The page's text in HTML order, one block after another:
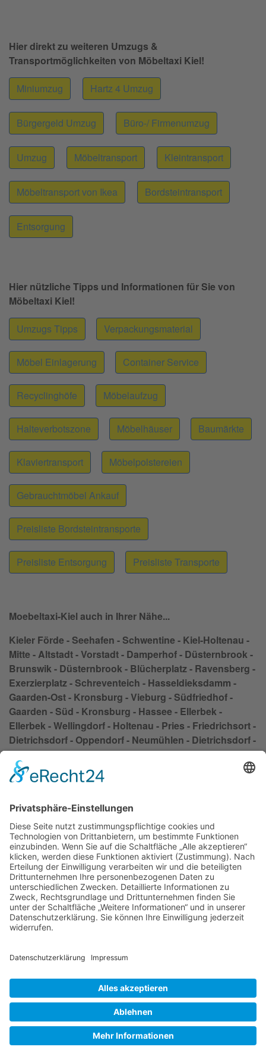
Hier direkt zu weiteren Umzugs &
Transportmöglichkeiten von Möbeltaxi Kiel!
Miniumzug Hartz 4 Umzug
Bürgergeld Umzug Büro-/ Firmenumzug
Umzug Möbeltransport Kleintransport
Möbeltransport von Ikea Bordsteintransport
Entsorgung
Hier nützliche Tipps und Informationen für Sie von
Möbeltaxi Kiel!
Umzugs Tipps Verpackungsmaterial
Möbel Einlagerung Container Service
Recyclinghöfe Möbelaufzug
Halteverbotszone Möbelhäuser Baumärkte
Klaviertransport Möbelpolstereien
Gebrauchtmöbel Ankauf
Preisliste Bordsteintransporte
Preisliste Entsorgung Preisliste Transporte
Moebeltaxi-Kiel auch in Ihrer Nähe...
Kieler Förde - Seehafen - Schwentine - Kiel-Holtenau -
Mitte - Altstadt - Vorstadt - Damperhof - Düsternbrook -
Brunswik - Düsternbrook - Blücherplatz - Ravensberg -
Exerzierplatz - Schreventeich - Hasseldieksdamm -
Gaarden-Ost - Kronsburg - Vieburg - Südfriedhof -
Gaarden - Süd - Kronsburg - Hassee - Ellerbek -
Ellerbek - Wellingdorf - Holtenau - Pries - Friedrichsort -
Dietrichsdorf - Oppendorf - Neumühlen - Dietrichsdorf -
Siedlung Oppendorf - Kroog - Elmschenhagen - Wik -
Suchsdorf - Steenbek - Projensdorf - Wik - Suchsdorf -
Schilksee - Mettenhof - Russee - Hammer - Demühlen -
Moorsee - Wellsee - Kronsburg - Rönne
Impressum
Datenschutzerklärung
AGB
Kontakt
Das Möbeltaxi - die Idee
Werbung schalten / Kooperationsanfrage
günstige Umzüge - Transporte - Entsorgungen
Möbeltaxi - Das Original seit 2003